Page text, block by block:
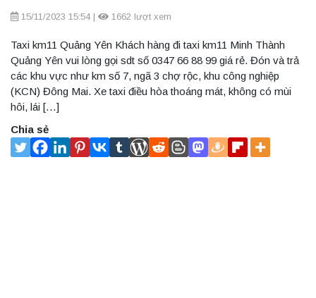
15/11/2023 15:54| 1662 lượt xem
Taxi km11 Quảng Yên Khách hàng đi taxi km11 Minh Thành
Quảng Yên vui lòng gọi sdt số 0347 66 88 99 giá rẻ. Đón và trả
các khu vực như km số 7, ngã 3 chợ rộc, khu công nghiệp
(KCN) Đông Mai. Xe taxi điều hòa thoáng mát, không có mùi
hôi, lái […]
Chia sẻ